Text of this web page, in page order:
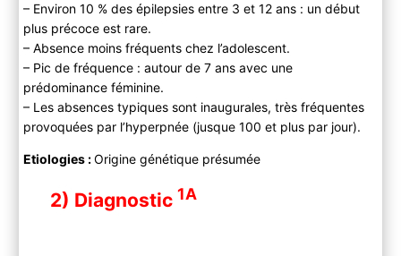
– Environ 10 % des épilepsies entre 3 et 12 ans : un début
plus précoce est rare.
– Absence moins fréquents chez l’adolescent.
– Pic de fréquence : autour de 7 ans avec une
prédominance féminine.
– Les absences typiques sont inaugurales, très fréquentes
provoquées par l’hyperpnée (jusque 100 et plus par jour).
Etiologies :Origine génétique présumée
2) Diagnostic 1A